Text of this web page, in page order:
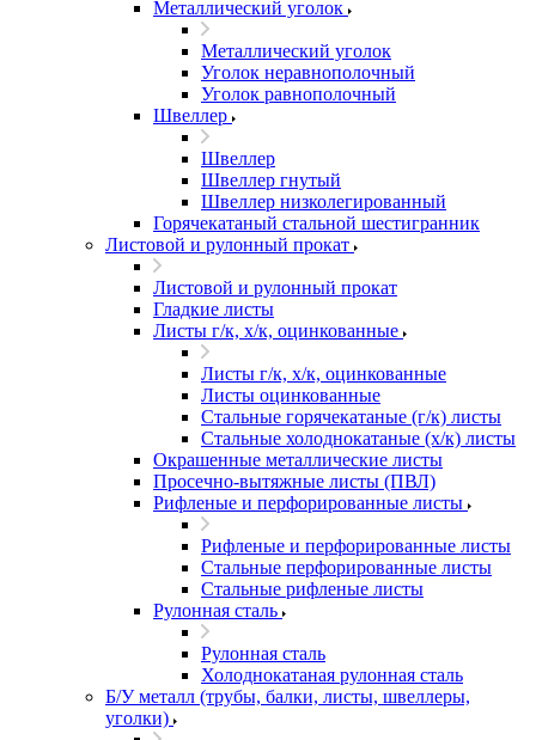
Металлический уголок
Металлический уголок
Уголок неравнополочный
Уголок равнополочный
Швеллер
Швеллер
Швеллер гнутый
Швеллер низколегированный
Горячекатаный стальной шестигранник
Листовой и рулонный прокат
Листовой и рулонный прокат
Гладкие листы
Листы г/к, х/к, оцинкованные
Листы г/к, х/к, оцинкованные
Листы оцинкованные
Стальные горячекатаные (г/к) листы
Стальные холоднокатаные (х/к) листы
Окрашенные металлические листы
Просечно-вытяжные листы (ПВЛ)
Рифленые и перфорированные листы
Рифленые и перфорированные листы
Стальные перфорированные листы
Стальные рифленые листы
Рулонная сталь
Рулонная сталь
Холоднокатаная рулонная сталь
Б/У металл (трубы, балки, листы, швеллеры,
уголки)